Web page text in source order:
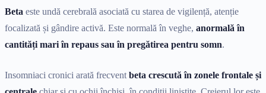
Beta este undă cerebrală asociată cu starea de vigilență, atenție
focalizată și gândire activă. Este normală în veghe, anormală în
cantități mari în repaus sau în pregătirea pentru somn.
Insomniaci cronici arată frecvent beta crescută în zonele frontale și